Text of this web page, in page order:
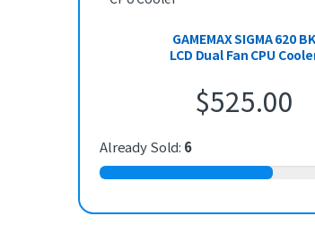
GAMEMAX SIGMA 620 BK
LCD Dual Fan CPU
$525.00
Already Sold: 6